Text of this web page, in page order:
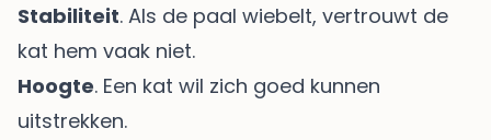
Stabiliteit. Als de paal wiebelt, vertrouwt de
kat hem vaak niet.
Hoogte. Een kat wil zich goed kunnen
uitstrekken.